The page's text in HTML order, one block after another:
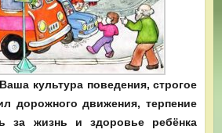
поведения, строгое
дорожного движения, терпение
за жизнь и здоровье ребёнка